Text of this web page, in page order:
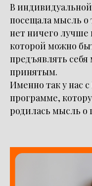
В
посещала мысль о
нет ничего лучше
которой можно
предъявлять
принятым.
Именно таку нас
программе,
родилась мысль о